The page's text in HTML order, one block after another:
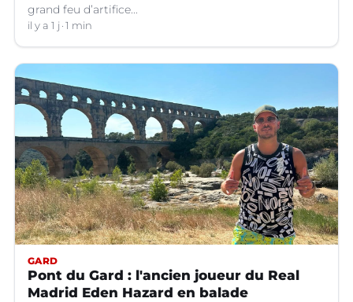
grand feu d’artifice...
il y a 1 j 1 min
GARD
Pont du Gard : l'ancien joueur du Real
Madrid Eden Hazard en balade